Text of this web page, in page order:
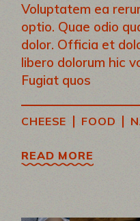
Voluptatem ea
optio. Quae odio
dolor. Officia et
libero dolorum hic
Fugiat quos
CHEESE | FOOD |
READ MORE